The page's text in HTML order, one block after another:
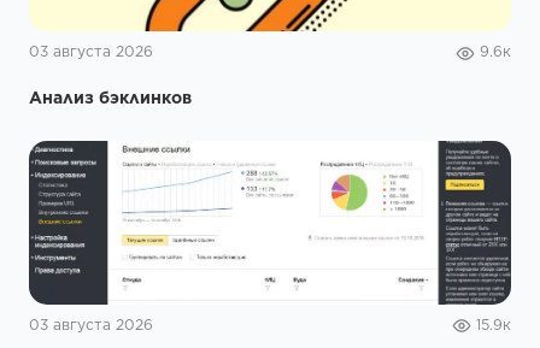
03 августа 2026 9.6к
Анализ бэклинков
03 августа 2026 15.9к